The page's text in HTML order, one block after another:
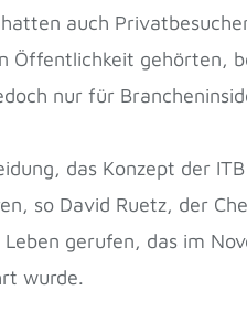
auch
Öffentlichkeit gehörten,
nur für
das Konzept der
so David Ruetz, der
Leben gerufen, das im
wurde.